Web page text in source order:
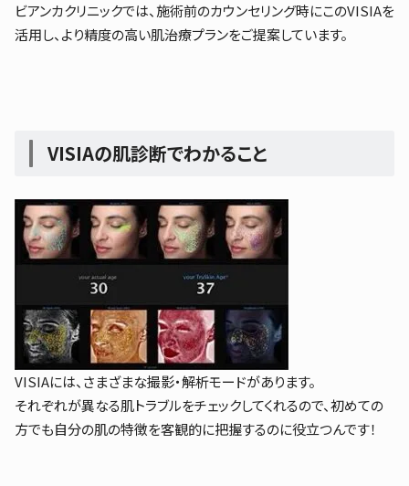
ビアンカクリニックでは、施術前のカウンセリング時にこのVISIAを
活用し、より精度の高い肌治療プランをご提案しています。
VISIAの肌診断でわかること
VISIAには、さまざまな撮影・解析モードがあります。
それぞれが異なる肌トラブルをチェックしてくれるので、初めての
方でも自分の肌の特徴を客観的に把握するのに役立つんです！